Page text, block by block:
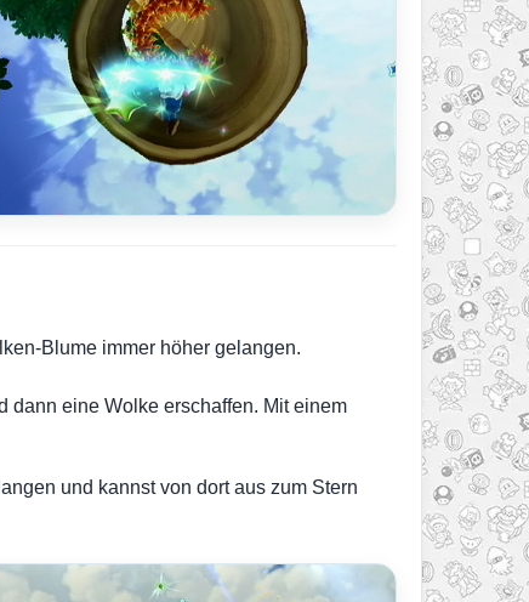
Blume immer höher gelangen.
dann eine Wolke erschaffen. Mit einem
und kannst von dort aus zum Stern